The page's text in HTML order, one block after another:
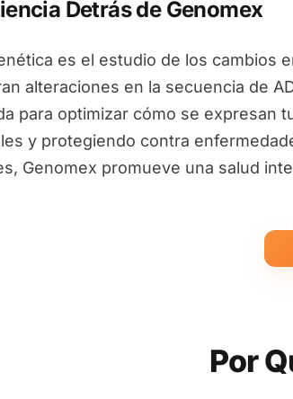
Detrás de Genomex
es el estudio de los cambios
alteraciones en la secuencia de
para optimizar cómo se expresan
y protegiendo contra
Genomex promueve una salud
Por